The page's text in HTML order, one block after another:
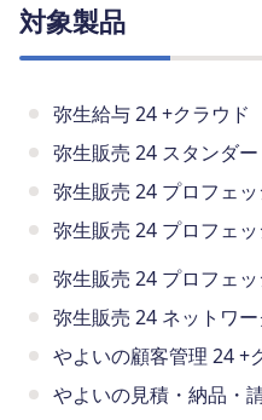
対象製品
弥生給与 24 +クラウド
弥生販売 24 スタンダ
弥生販売 24 プロフェ
弥生販売 24 プロフェ
弥生販売 24 プロフェ
弥生販売 24 ネットワー
やよいの顧客管理 24 +
やよいの見積・納品・